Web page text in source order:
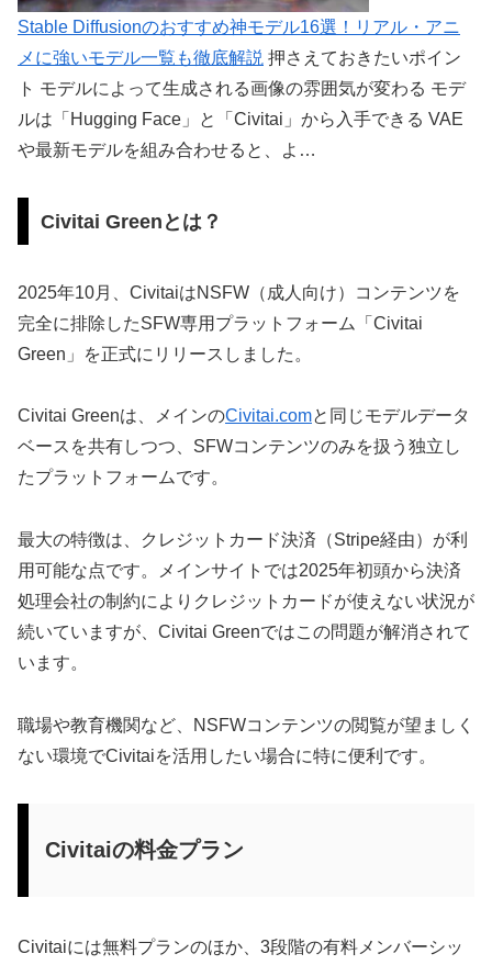
Stable Diffusionのおすすめ神モデル16選！リアル・アニ
メに強いモデル一覧も徹底解説 押さえておきたいポイン
ト モデルによって生成される画像の雰囲気が変わる モデ
ルは「Hugging Face」と「Civitai」から入手できる VAE
や最新モデルを組み合わせると、よ…
Civitai Greenとは？
2025年10月、CivitaiはNSFW（成人向け）コンテンツを
完全に排除したSFW専用プラットフォーム「Civitai
Green」を正式にリリースしました。
Civitai Greenは、メインのCivitai.comと同じモデルデータ
ベースを共有しつつ、SFWコンテンツのみを扱う独立し
たプラットフォームです。
最大の特徴は、クレジットカード決済（Stripe経由）が利
用可能な点です。メインサイトでは2025年初頭から決済
処理会社の制約によりクレジットカードが使えない状況が
続いていますが、Civitai Greenではこの問題が解消されて
います。
職場や教育機関など、NSFWコンテンツの閲覧が望ましく
ない環境でCivitaiを活用したい場合に特に便利です。
Civitaiの料金プラン
Civitaiには無料プランのほか、3段階の有料メンバーシッ